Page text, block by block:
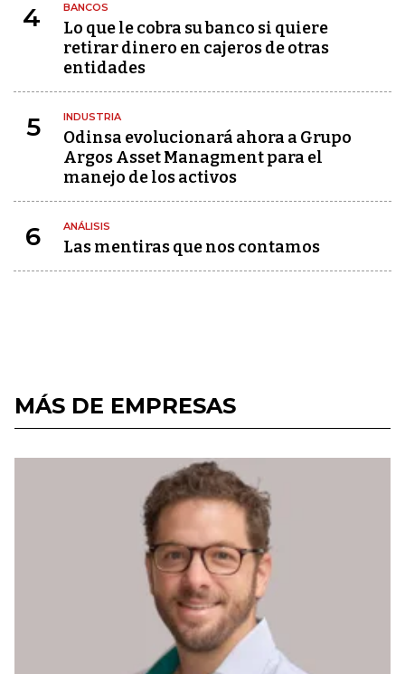
4 BANCOS
Lo que le cobra su banco si quiere
retirar dinero en cajeros de otras
entidades
5 INDUSTRIA
Odinsa evolucionará ahora a Grupo
Argos Asset Managment para el
manejo de los activos
6 ANÁLISIS
Las mentiras que nos contamos
MÁS DE EMPRESAS